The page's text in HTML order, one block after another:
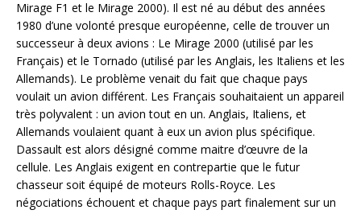
Mirage F1 et le Mirage 2000). Il est né au début des années
1980 d’une volonté presque européenne, celle de trouver un
successeur à deux avions : Le Mirage 2000 (utilisé par les
Français) et le Tornado (utilisé par les Anglais, les Italiens et les
Allemands). Le problème venait du fait que chaque pays
voulait un avion différent. Les Français souhaitaient un appareil
très polyvalent : un avion tout en un. Anglais, Italiens, et
Allemands voulaient quant à eux un avion plus spécifique.
Dassault est alors désigné comme maitre d’œuvre de la
cellule. Les Anglais exigent en contrepartie que le futur
chasseur soit équipé de moteurs Rolls-Royce. Les
négociations échouent et chaque pays part finalement sur un